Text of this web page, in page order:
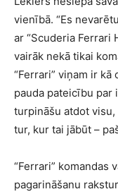
vienībā. “Es
ar “Scuderia Ferrari
vairāk nekā tikai
“Ferrari” viņam ir
pauda pateicību par
turpināšu atdot visu,
tur, kur tai jābūt –
“Ferrari” komandas
pagarināšanu